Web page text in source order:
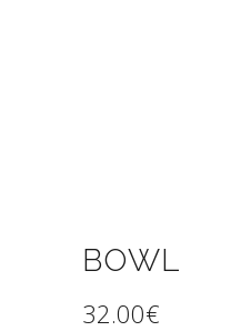
BOWL
32.00€